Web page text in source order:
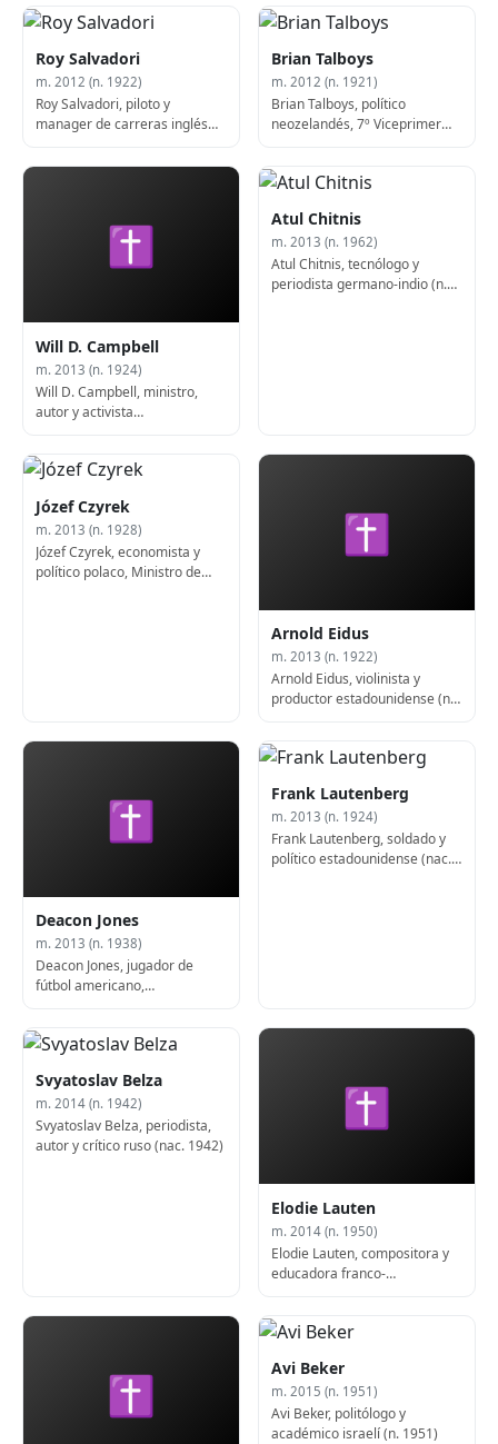
Roy Salvadori
m. 2012 (n. 1922)
Roy Salvadori, piloto y
manager de carreras inglés
Brian Talboys
m. 2012 (n. 1921)
Brian Talboys, político
neozelandés, 7º Viceprimer
✝
Will D. Campbell
m. 2013 (n. 1924)
Will D. Campbell, ministro,
autor y activista
Atul Chitnis
m. 2013 (n. 1962)
Atul Chitnis, tecnólogo y
periodista germano-indio (n.
Józef Czyrek
m. 2013 (n. 1928)
Józef Czyrek, economista y
político polaco, Ministro de
✝
Arnold Eidus
m. 2013 (n. 1922)
Arnold Eidus, violinista y
productor estadounidense (n.
✝
Deacon Jones
m. 2013 (n. 1938)
Deacon Jones, jugador de
fútbol americano,
Frank Lautenberg
m. 2013 (n. 1924)
Frank Lautenberg, soldado y
político estadounidense (nac.
Svyatoslav Belza
m. 2014 (n. 1942)
Svyatoslav Belza, periodista,
autor y crítico ruso (nac. 1942)
✝
Elodie Lauten
m. 2014 (n. 1950)
Elodie Lauten, compositora y
educadora franco-
✝ Avi Beker
m. 2015 (n. 1951)
Avi Beker, politólogo y
académico israelí (n. 1951)